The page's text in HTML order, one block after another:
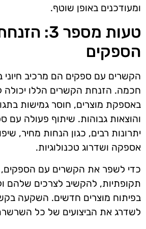
ומעודכנים באופן שוטף.
טעות
הספקים
הקשרים עם ספקים הם מרכיב
חכמה. הזנחת הקשרים הללו יכולה
באספקת מוצרים, חוסר גמישות
והוצאות גבוהות. שיתוף פעולה עם
יתרונות רבים, כגון הנחות מחיר,
אספקה ושדרוג טכנולוגיות.
כדי לשפר את הקשרים עם הספקים,
תקופתיות, להקשיב לצרכים שלהם
בפיתוח מוצרים חדשים. השקעה
לשדרג את הביצועים של כל